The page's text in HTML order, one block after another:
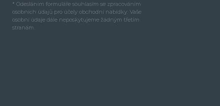
* Odesláním formuláře souhlasím se zpracováním
osobních údajů pro účely obchodní nabídky. Vaše
osobní údaje dále neposkytujeme žádným třetím
stranám.